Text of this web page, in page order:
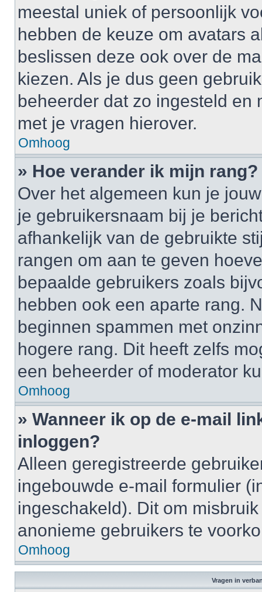
meestal uniek of persoonlijk
hebben de keuze om avatars
beslissen deze ook over de
kiezen. Als je dus geen
beheerder dat zo ingesteld en
met je vragen hierover.
Omhoog
» Hoe verander ik mijn rang?
Over het algemeen kun je
je gebruikersnaam bij je
afhankelijk van de gebruikte
rangen om aan te geven
bepaalde gebruikers zoals
hebben ook een aparte rang.
beginnen spammen met
hogere rang. Dit heeft zelfs
een beheerder of moderator
Omhoog
» Wanneer ik op de e-mail
inloggen?
Alleen geregistreerde
ingebouwde e-mail formulier
ingeschakeld). Dit om
anonieme gebruikers te
Omhoog
Vragen in